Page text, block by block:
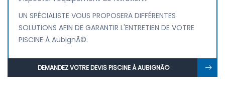
UN SPÉCIALISTE VOUS PROPOSERA DIFFÉRENTES
SOLUTIONS AFIN DE GARANTIR L'ENTRETIEN DE VOTRE
PISCINE À AubignÃ©.
DEMANDEZ VOTRE DEVIS PISCINE À AUBIGNÃ©